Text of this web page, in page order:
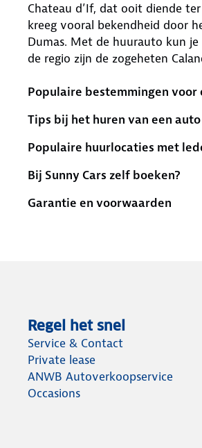
Chateau d’If, dat ooit diende
kreeg vooral bekendheid door
Dumas. Met de huurauto kun
de regio zijn de zogeheten
Populaire bestemmingen
Tips bij het huren van een auto
Populaire huurlocaties met
Bij Sunny Cars zelf boeken?
Garantie en voorwaarden
Regel het snel
Service & Contact
Private lease
ANWB Autoverkoopservice
Occasions